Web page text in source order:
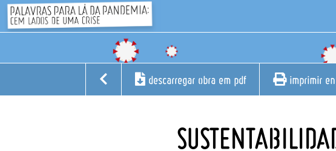
descarregar obra em pdf imprimir